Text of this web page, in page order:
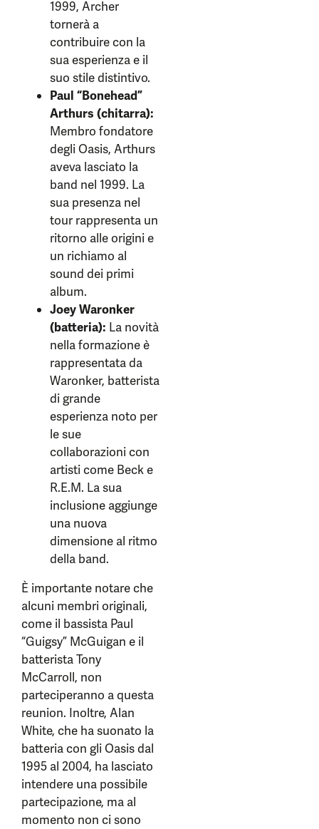
1999, Archer
tornerà a
contribuire con la
sua esperienza e il
suo stile distintivo.
Paul “Bonehead”
Arthurs (chitarra):
Membro fondatore
degli Oasis, Arthurs
aveva lasciato la
band nel 1999. La
sua presenza nel
tour rappresenta un
ritorno alle origini e
un richiamo al
sound dei primi
album.
Joey Waronker
(batteria): La novità
nella formazione è
rappresentata da
Waronker, batterista
di grande
esperienza noto per
le sue
collaborazioni con
artisti come Beck e
R.E.M. La sua
inclusione aggiunge
una nuova
dimensione al ritmo
della band.
È importante notare che
alcuni membri originali,
come il bassista Paul
“Guigsy” McGuigan e il
batterista Tony
McCarroll, non
parteciperanno a questa
reunion. Inoltre, Alan
White, che ha suonato la
batteria con gli Oasis dal
1995 al 2004, ha lasciato
intendere una possibile
partecipazione, ma al
momento non ci sono